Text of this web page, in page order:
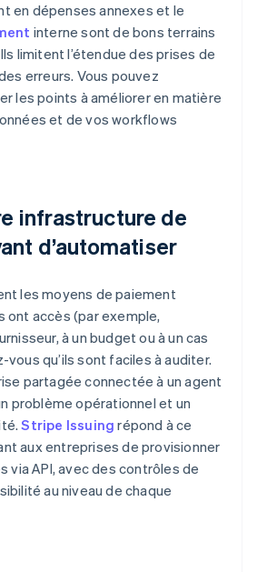
en dépenses annexes et le
interne sont de bons terrains
limitent l’étendue des prises de
erreurs. Vous pouvez
les points à améliorer en matière
et de vos workflows
infrastructure de
d’automatiser
les moyens de paiement
ont accès (par exemple,
à un budget ou à un cas
vous qu’ils sont faciles à auditer.
partagée connectée à un agent
problème opérationnel et un
Stripe Issuing répond à ce
aux entreprises de provisionner
via API, avec des contrôles de
au niveau de chaque